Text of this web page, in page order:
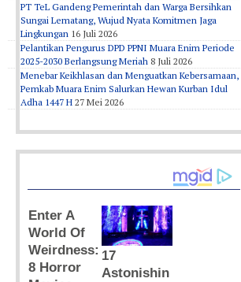
PT TeL Gandeng Pemerintah dan Warga Bersihkan
Sungai Lematang, Wujud Nyata Komitmen Jaga
Lingkungan 16 Juli 2026
Pelantikan Pengurus DPD PPNI Muara Enim Periode
2025-2030 Berlangsung Meriah 8 Juli 2026
Menebar Keikhlasan dan Menguatkan Kebersamaan,
Pemkab Muara Enim Salurkan Hewan Kurban Idul
Adha 1447 H 27 Mei 2026